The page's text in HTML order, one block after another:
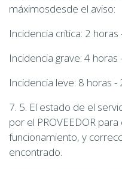
máximosdesde el aviso:
Incidencia crítica: 2
Incidencia grave: 4 horas
Incidencia leve: 8 horas -
7. 5. El estado de el
por el PROVEEDOR
funcionamiento, y
encontrado.